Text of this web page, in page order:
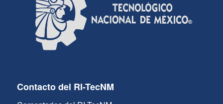
Contacto del RI-TecNM